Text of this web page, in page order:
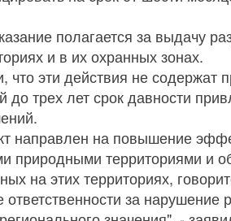
полагается за выдачу
и в их охранных зонах.
что эти действия не содержат
до трех лет срок давности
направлен на повышение
природными территориями и
на этих территориях,
ответственности за